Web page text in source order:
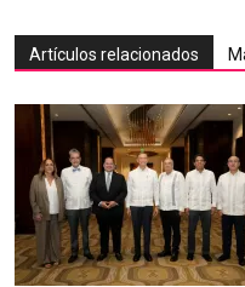
Artículos relacionados